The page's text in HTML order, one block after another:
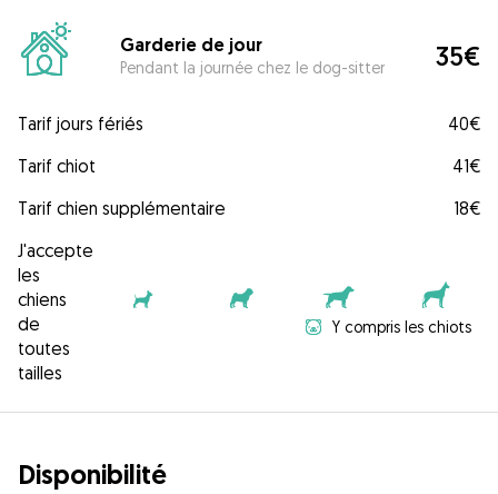
Garderie de jour
Pendant la journée chez le dog-sitter 35€
Tarif jours fériés
40€
Tarif chiot
41€
Tarif chien supplémentaire
18€
J'accepte
les
chiens
de
toutes
tailles
Y compris les chiots
Disponibilité